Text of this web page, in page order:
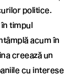
politice.
timpul
acum în
creează un
cu interese